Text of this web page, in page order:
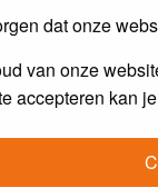
dat onze
van onze
accepteren kan